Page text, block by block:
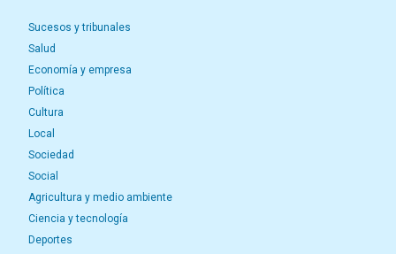
Sucesos y tribunales
Salud
Economía y empresa
Política
Cultura
Local
Sociedad
Social
Agricultura y medio ambiente
Ciencia y tecnología
Deportes